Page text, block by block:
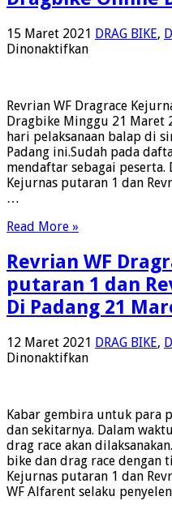
15 Maret 2021 DRAG BIKE,
Dinonaktifkanpada
Dragrace
Kejurnas
putaran
1
&
Revrian
Aplikasi
REKOR
Revrian WF Dragrace
Dragbike Minggu 21 Maret
hari pelaksanaan balap di
Padang ini.Sudah pada
mendaftar sebagai peserta.
Kejurnas putaran 1 dan
…
Read More »
Revrian WF
putaran 1 dan
Di Padang 21
12 Maret 2021 DRAG BIKE,
Dinonaktifkanpada
Kejurnas
putaran
1
dan
Revrian
WF
Kabar gembira untuk para
dan sekitarnya. Dalam
drag race akan
bike dan drag race dengan
Kejurnas putaran 1 dan
WF Alfarent selaku